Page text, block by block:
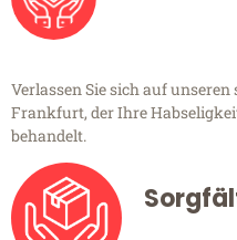
Verlassen Sie sich auf
Frankfurt, der Ihre
behandelt.